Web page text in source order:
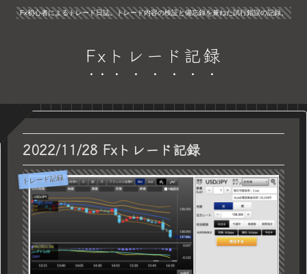
Fx初心者によるトレード日誌。トレード内容の検証と備忘録を兼ねた試行錯誤の記録。
Fxトレード記録
2022/11/28 Fxトレード記録
トレード記録